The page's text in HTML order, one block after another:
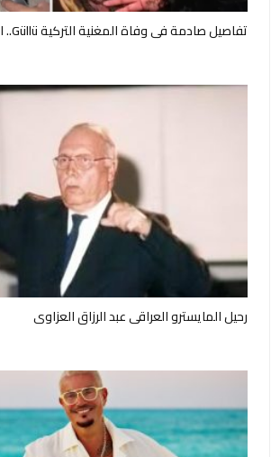
تفاصيل صادمة في وفاة المغنية التركية Güllü.. ابنتها قتلتها عمداً
رحيل المايسترو العراقي عبد الرزاق العزاوي